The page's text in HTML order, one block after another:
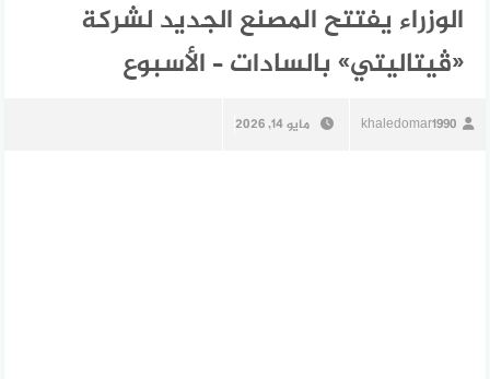
الوزراء يفتتح المصنع الجديد لشركة
«ڤيتاليتي» بالسادات – الأسبوع
khaledomar1990 مايو 14, 2026